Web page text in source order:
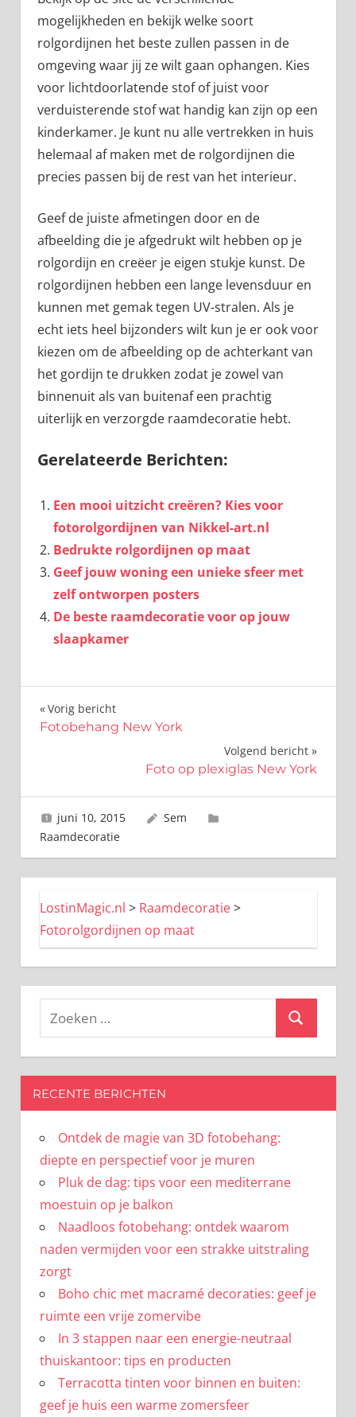
mogelijkheden en bekijk welke soort
rolgordijnen het beste zullen passen in de
omgeving waar jij ze wilt gaan ophangen. Kies
voor lichtdoorlatende stof of juist voor
verduisterende stof wat handig kan zijn op een
kinderkamer. Je kunt nu alle vertrekken in huis
helemaal af maken met de rolgordijnen die
precies passen bij de rest van het interieur.
Geef de juiste afmetingen door en de
afbeelding die je afgedrukt wilt hebben op je
rolgordijn en creëer je eigen stukje kunst. De
rolgordijnen hebben een lange levensduur en
kunnen met gemak tegen UV-stralen. Als je
echt iets heel bijzonders wilt kun je er ook voor
kiezen om de afbeelding op de achterkant van
het gordijn te drukken zodat je zowel van
binnenuit als van buitenaf een prachtig
uiterlijk en verzorgde raamdecoratie hebt.
Gerelateerde Berichten:
Een mooi uitzicht creëren? Kies voor
fotorolgordijnen van Nikkel-art.nl
Bedrukte rolgordijnen op maat
Geef jouw woning een unieke sfeer met
zelf ontworpen posters
De beste raamdecoratie voor op jouw
slaapkamer
Bericht
navigatie
Vorig bericht
Fotobehang New York
Volgend bericht
Foto op plexiglas New York
juni 10, 2015
Sem
Raamdecoratie
LostinMagic.nl > Raamdecoratie>
Fotorolgordijnen op maat
Zoeken
Zoeken
RECENTE BERICHTEN
Ontdek de magie van 3D fotobehang:
diepte en perspectief voor je muren
Pluk de dag: tips voor een mediterrane
moestuin op je balkon
Naadloos fotobehang: ontdek waarom
naden vermijden voor een strakke uitstraling
zorgt
Boho chic met macramé decoraties: geef je
ruimte een vrije zomervibe
In 3 stappen naar een energie-neutraal
thuiskantoor: tips en producten
Terracotta tinten voor binnen en buiten:
geef je huis een warme zomersfeer